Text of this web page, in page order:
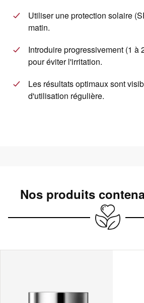
Utiliser une protection solaire
matin.
Introduire progressivement (1 à
pour éviter l'irritation.
Les résultats optimaux sont
d'utilisation régulière.
Nos produits